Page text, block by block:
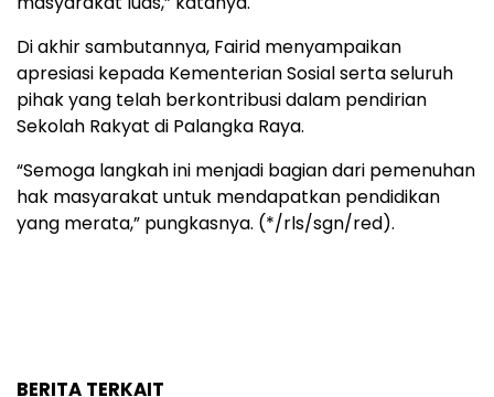
Di akhir sambutannya, Fairid menyampaikan
apresiasi kepada Kementerian Sosial serta seluruh
pihak yang telah berkontribusi dalam pendirian
Sekolah Rakyat di Palangka Raya.
“Semoga langkah ini menjadi bagian dari pemenuhan
hak masyarakat untuk mendapatkan pendidikan
yang merata,” pungkasnya. (*/rls/sgn/red).
BERITA TERKAIT